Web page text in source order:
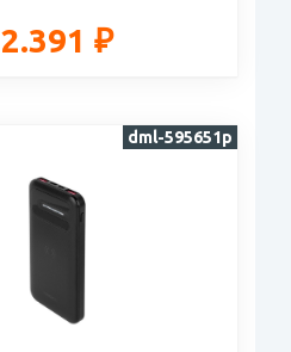
2.391 ₽
dml-595651p